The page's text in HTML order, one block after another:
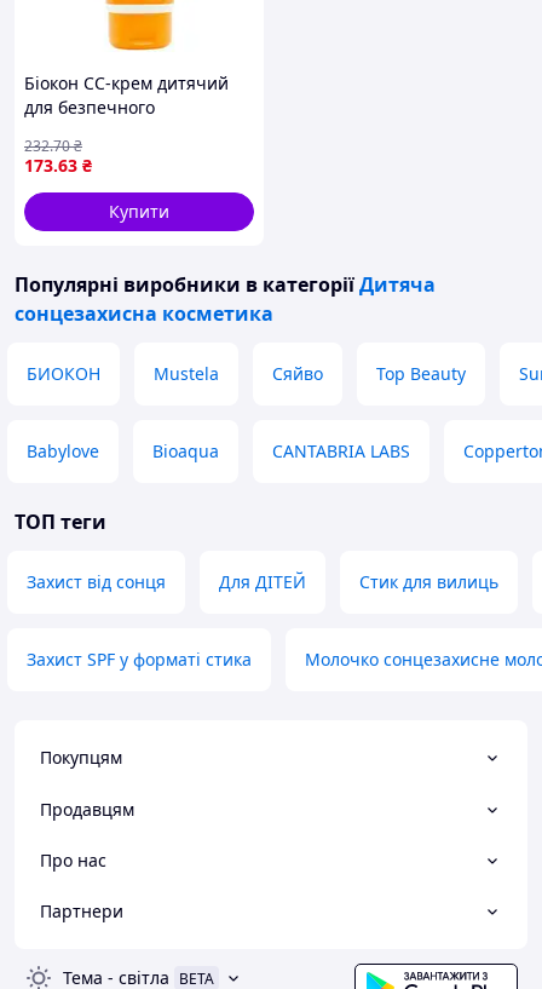
Біокон СС-крем дитячий
для безпечного
173.63 ₴
232.70₴
Купити
Популярні виробники в категоріїДитяча
сонцезахисна косметика
БИОКОН Mustela Сяйво Top Beauty
Babylove Bioaqua CANTABRIA LABS
ТОП теги
Захист від сонця Для ДІТЕЙ Стик для вилиць
Захист SPF у форматі стика Молочко сонцезахисне
Покупцям
Продавцям
Про нас
Партнери
Тема - світла BETA